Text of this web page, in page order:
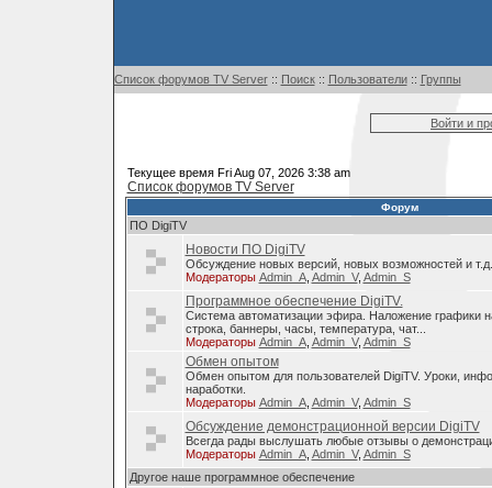
Список форумов TV Server:: Поиск:: Пользователи:: Группы
Войти и
Текущее время Fri Aug 07, 2026 3:38 am
Список форумов TV Server
Форум
ПО DigiTV
Новости ПО DigiTV
Обсуждение новых версий, новых возможностей и т.д.
Модераторы Admin_A, Admin_V, Admin_S
Программное обеспечение DigiTV.
Система автоматизации эфира. Наложение графики
строка, баннеры, часы, температура, чат...
Модераторы Admin_A, Admin_V, Admin_S
Обмен опытом
Обмен опытом для пользователей DigiTV. Уроки,
наработки.
Модераторы Admin_A, Admin_V, Admin_S
Обсуждение демонстрационной версии DigiTV
Всегда рады выслушать любые отзывы о
Модераторы Admin_A, Admin_V, Admin_S
Другое наше программное обеспечение